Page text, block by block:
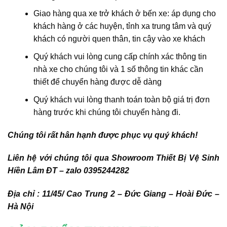
Giao hàng qua xe trở khách ở bến xe: áp dụng cho
khách hàng ở các huyện, tỉnh xa trung tâm và quý
khách có người quen thân, tin cậy vào xe khách
Quý khách vui lòng cung cấp chính xác thông tin
nhà xe cho chúng tôi và 1 số thông tin khác cần
thiết để chuyển hàng được dễ dàng
Quý khách vui lòng thanh toán toàn bộ giá trị đơn
hàng trước khi chúng tôi chuyển hàng đi.
Chúng tôi rất hân hạnh được phục vụ quý khách!
Liên hệ với chúng tôi qua Showroom Thiết Bị Vệ Sinh
Hiền Lâm ĐT – zalo 0395244282
Địa chỉ : 11/45/ Cao Trung 2 – Đức Giang – Hoài Đức –
Hà Nội